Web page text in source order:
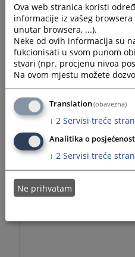
Ova web stranica koristi
informacije iz vašeg
unutar browsera, ...).
Neke od ovih informacija su
fukcionisati u svom punom
stvari (npr. procjenu nivoa
Na ovom mjestu možete
Translation(obavezna)
↓ 2 Servisi treće
Analitika o
↓ 2 Servisi treće
Ne prihvatam